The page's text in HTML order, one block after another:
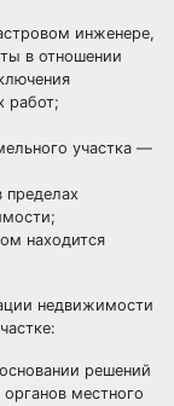
инженере,
в отношении
работ;
участка —
находится
недвижимости
решений
местного